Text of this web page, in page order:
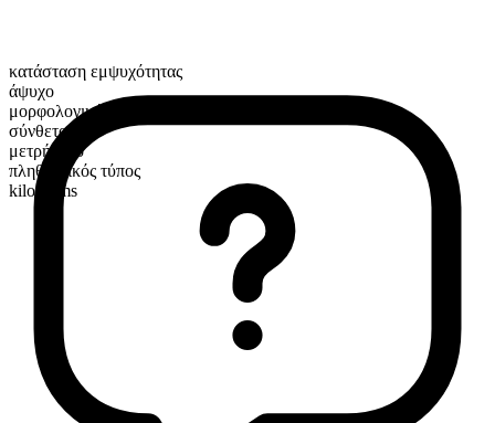
κατάσταση εμψυχότητας
άψυχο
μορφολογική σύνθεση
σύνθετο
μετρήσιμο
πληθυντικός τύπος
kilograms